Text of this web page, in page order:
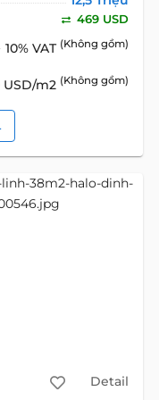
469 USD
10% VAT (Không gồm)
USD/m2 (Không gồm)
Detail